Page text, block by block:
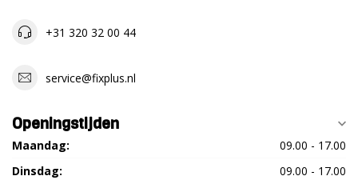
+31 320 32 00 44
service@fixplus.nl
Openingstijden
Maandag:
09.00 - 17.00
Dinsdag:
09.00 - 17.00